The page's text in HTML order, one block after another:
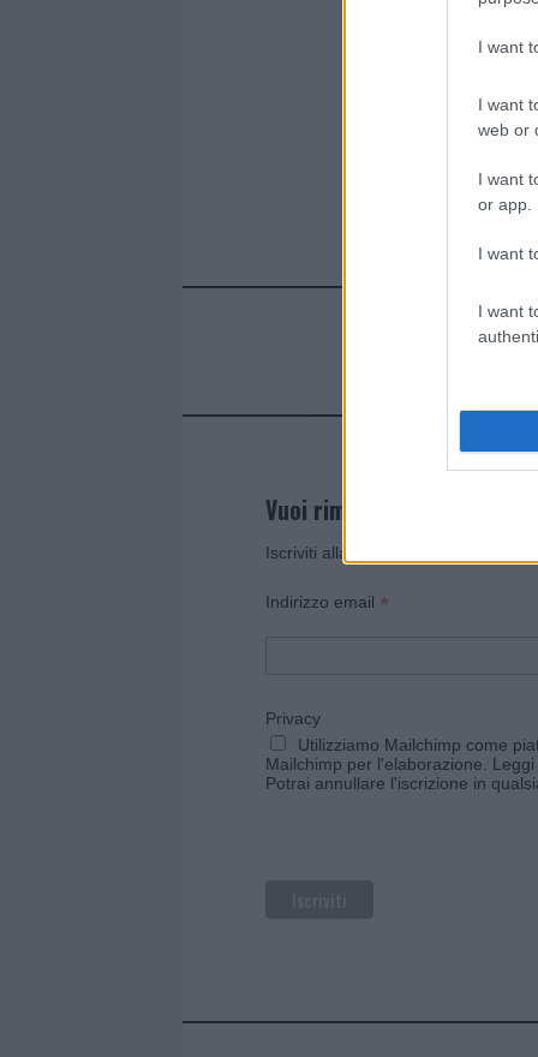
I want
I want
web or
I want
or app.
I want
I want
Vuoi rimanere sempre
Iscriviti alla newsletter di Gallura
Indirizzo email *
Privacy
Utilizziamo Mailchimp come
Mailchimp per l'elaborazione.
Potrai annullare l'iscrizione in